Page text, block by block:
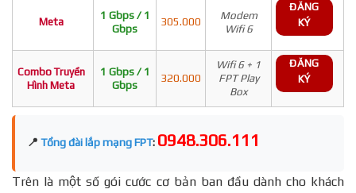
Meta
1 Gbps / 1
Gbps
305.000
Modem
Wifi 6
ĐĂNG
KÝ
Combo Truyền
Hình Meta
1 Gbps / 1
Gbps
320.000
Wifi 6 + 1
FPT Play
Box
ĐĂNG
KÝ
📍 Tổng đài lắp mạng FPT: 0948.306.111
Trên là một số gói cước cơ bản ban đầu dành cho khách